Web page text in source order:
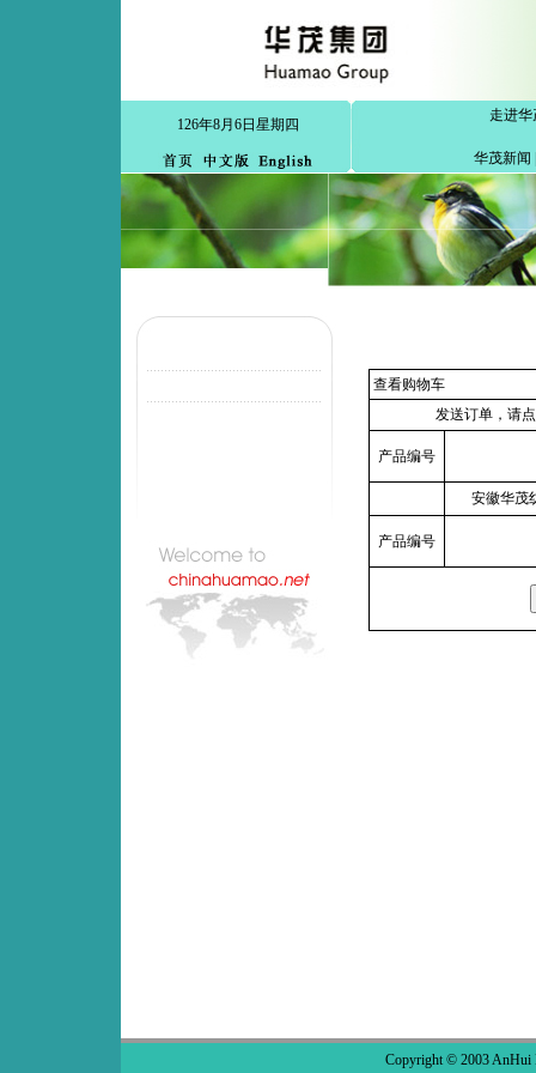
126年8月6日星期四
走进华
华茂新闻
查看购物车
发送订单，请
产品编号
安徽华茂
产品编号
Copyright © 2003 AnHui